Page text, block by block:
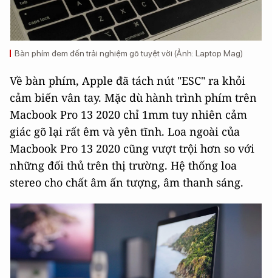
Bàn phím đem đến trải nghiệm gõ tuyệt vời (Ảnh: Laptop Mag)
Về bàn phím, Apple đã tách nút "ESC" ra khỏi
cảm biến vân tay. Mặc dù hành trình phím trên
Macbook Pro 13 2020 chỉ 1mm tuy nhiên cảm
giác gõ lại rất êm và yên tĩnh. Loa ngoài của
Macbook Pro 13 2020 cũng vượt trội hơn so với
những đối thủ trên thị trường. Hệ thống loa
stereo cho chất âm ấn tượng, âm thanh sáng.